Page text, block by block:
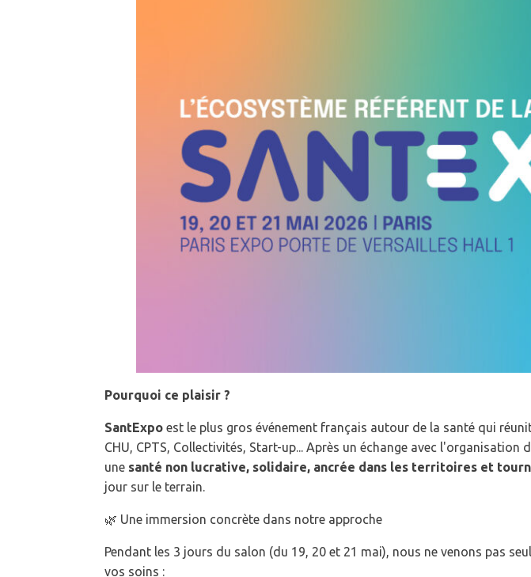
Pourquoi ce plaisir ?
SantExpo est le plus gros événement français autour de la santé qui
CHU, CPTS, Collectivités, Start-up... Après un échange avec
une santé non lucrative, solidaire, ancrée dans les territoires et
jour sur le terrain.
🌿 Une immersion concrète dans notre approche
Pendant les 3 jours du salon (du 19, 20 et 21 mai), nous ne venons pas
vos soins :